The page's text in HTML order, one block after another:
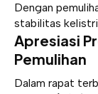
Dengan
stabilitas
Apresiasi
Pemulihan
Dalam rapat